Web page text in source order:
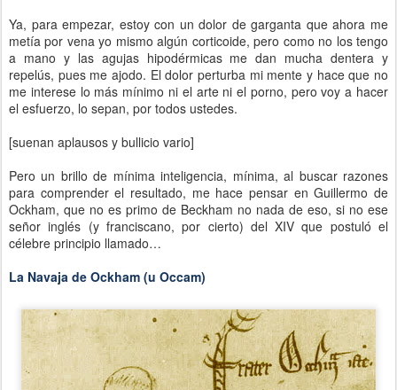
Ya, para empezar, estoy con un dolor de garganta que ahora me
metía por vena yo mismo algún corticoide, pero como no los tengo
a mano y las agujas hipodérmicas me dan mucha dentera y
repelús, pues me ajodo. El dolor perturba mi mente y hace que no
me interese lo más mínimo ni el arte ni el porno, pero voy a hacer
el esfuerzo, lo sepan, por todos ustedes.
[suenan aplausos y bullicio vario]
Pero un brillo de mínima inteligencia, mínima, al buscar razones
para comprender el resultado, me hace pensar en Guillermo de
Ockham, que no es primo de Beckham no nada de eso, si no ese
señor inglés (y franciscano, por cierto) del XIV que postuló el
célebre principio llamado…
La Navaja de Ockham (u Occam)